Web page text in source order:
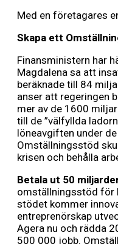
Med en företagares
Skapa ett
Finansministern har
Magdalena sa att
beräknade till 84
anser att regeringen
mer av de 1600
till de ”välfyllda
löneavgiften under
Omställningsstöd
krisen och behålla
Betala ut 50
omställningsstöd för
stödet kommer
entreprenörskap
Agera nu och rädda
500 000 jobb.